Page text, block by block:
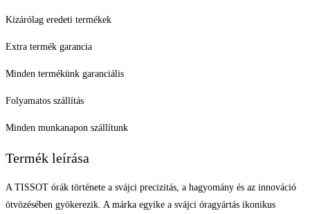
Kizárólag eredeti termékek
Extra termék garancia
Minden termékünk garanciális
Folyamatos szállítás
Minden munkanapon szállítunk
Termék leírása
A TISSOT órák története a svájci precizitás, a hagyomány és az innováció
ötvözésében gyökerezik. A márka egyike a svájci óragyártás ikonikus